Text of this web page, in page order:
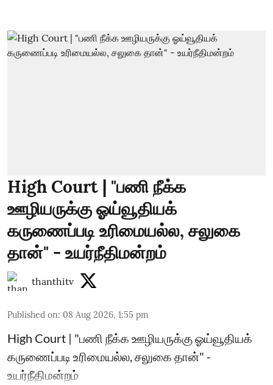
High Court | "பணி நீக்க
ஊழியருக்கு ஓய்வூதியக்
கருணைப்படி உரிமையல்ல, சலுகை
தான்" - உயர்நீதிமன்றம்
thanthitv
Published on: 08 Aug 2026, 1:55 pm
High Court | "பணி நீக்க ஊழியருக்கு ஓய்வூதியக்
கருணைப்படி உரிமையல்ல, சலுகை தான்" -
உயர்நீதிமன்றம்